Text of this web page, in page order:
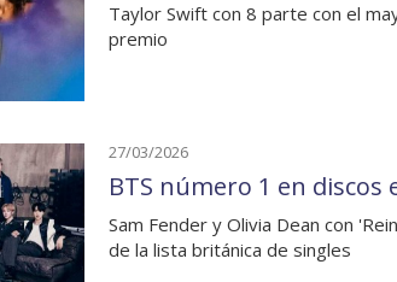
Taylor Swift con 8 parte con el
premio
27/03/2026
BTS número 1 en discos
Sam Fender y Olivia Dean con
de la lista británica de singles